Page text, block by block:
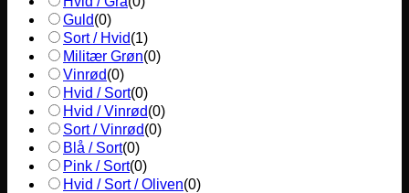
Guld(0)
Sort / Hvid(1)
Militær Grøn(0)
Vinrød(0)
Hvid / Sort(0)
Hvid / Vinrød(0)
Sort / Vinrød(0)
Blå / Sort(0)
Pink / Sort(0)
Hvid / Sort / Oliven(0)